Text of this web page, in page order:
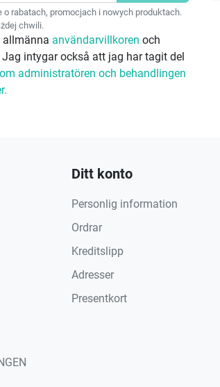
o rabatach, promocjach i nowych produktach.
chwili.
allmänna användarvillkoren och
Jag intygar också att jag har tagit del
administratören och behandlingen
Ditt konto
Personlig information
Ordrar
Kreditslipp
Adresser
Presentkort